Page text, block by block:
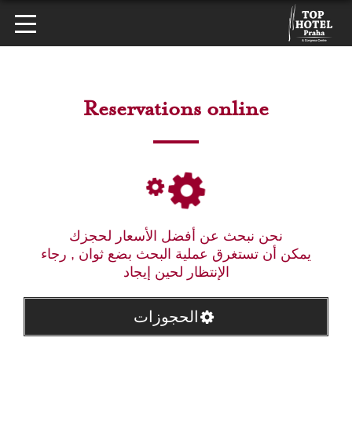
Reservations online
نحن نبحث عن أفضل الأسعار لحجزك
يمكن أن تستغرق عملية البحث بضع ثوان , رجاء
الإنتظار لحين إيجاد
الحجوزات